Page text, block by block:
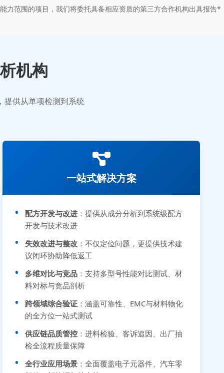
力范围的项目，我们将委托具备相应资质的第三方合作机构出具报告*
机构
提供从单项检测到系统
一站式解决方案
配方开发与改进 ：提供从成分分析到系统级配方
开发与技术改进
失效改进与整改 ：不仅定位问题，更提供技术建
议闭环协助降低返工
多维对比与竞品 ：支持多型号性能对比测试、材
料对标与竞品剖析
跨领域综合验证 ：涵盖可靠性、EMC与材料物化
的全方位一站式测试
供应链品质管控 ：进料检验、客诉追因、出厂抽
检全流程质量保障
全行业应用场景 ：全面覆盖电子元器件、汽车零